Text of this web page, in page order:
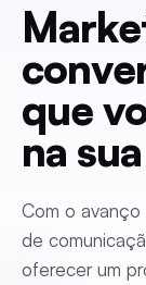
que
na
Com o avanço
de
oferecer um